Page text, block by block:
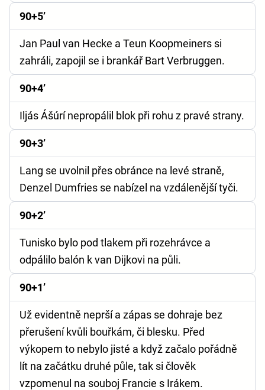
90+5’
Jan Paul van Hecke a Teun Koopmeiners si
zahráli, zapojil se i brankář Bart Verbruggen.
90+4’
Iljás Ášúrí nepropálil blok při rohu z pravé strany.
90+3’
Lang se uvolnil přes obránce na levé straně,
Denzel Dumfries se nabízel na vzdálenější tyči.
90+2’
Tunisko bylo pod tlakem při rozehrávce a
odpálilo balón k van Dijkovi na půli.
90+1’
Už evidentně neprší a zápas se dohraje bez
přerušení kvůli bouřkám, či blesku. Před
výkopem to nebylo jisté a když začalo pořádně
lít na začátku druhé půle, tak si člověk
vzpomenul na souboj Francie s Irákem.